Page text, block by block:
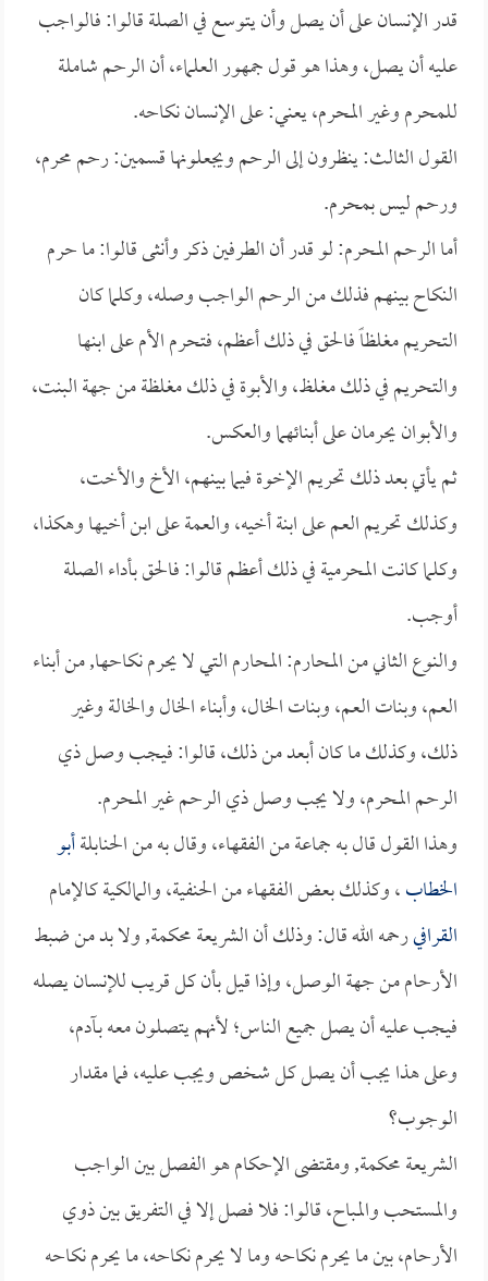
قدر الإنسان على أن يصل وأن يتوسع في الصلة قالوا: فالواجب
عليه أن يصل، وهذا هو قول جمهور العلماء، أن الرحم شاملة
للمحرم وغير المحرم، يعني: على الإنسان نكاحه.
القول الثالث: ينظرون إلى الرحم ويجعلونها قسمين: رحم محرم،
ورحم ليس بمحرم.
أما الرحم المحرم: لو قدر أن الطرفين ذكر وأنثى قالوا: ما حرم
النكاح بينهم فذلك من الرحم الواجب وصله، وكلما كان
التحريم مغلظاً فالحق في ذلك أعظم، فتحرم الأم على ابنها
والتحريم في ذلك مغلظ، والأبوة في ذلك مغلظة من جهة البنت،
والأبوان يحرمان على أبنائهما والعكس.
ثم يأتي بعد ذلك تحريم الإخوة فيما بينهم، الأخ والأخت،
وكذلك تحريم العم على ابنة أخيه، والعمة على ابن أخيها وهكذا،
وكلما كانت المحرمية في ذلك أعظم قالوا: فالحق بأداء الصلة
أوجب.
والنوع الثاني من المحارم: المحارم التي لا يحرم نكاحها, من أبناء
العم، وبنات العم، وبنات الخال، وأبناء الخال والخالة وغير
ذلك، وكذلك ما كان أبعد من ذلك، قالوا: فيجب وصل ذي
الرحم المحرم، ولا يجب وصل ذي الرحم غير المحرم.
وهذا القول قال به جماعة من الفقهاء، وقال به من الحنابلةأبو
الخطاب، وكذلك بعض الفقهاء من الحنفية، والمالكية كالإمام
القرافيرحمه الله قال: وذلك أن الشريعة محكمة, ولا بد من ضبط
الأرحام من جهة الوصل، وإذا قيل بأن كل قريب للإنسان يصله
فيجب عليه أن يصل جميع الناس؛ لأنهم يتصلون معه بـآدم،
وعلى هذا يجب أن يصل كل شخص ويجب عليه، فما مقدار
الوجوب؟
الشريعة محكمة, ومقتضى الإحكام هو الفصل بين الواجب
والمستحب والمباح، قالوا: فلا فصل إلا في التفريق بين ذوي
الأرحام، بين ما يحرم نكاحه وما لا يحرم نكاحه، ما يحرم نكاحه